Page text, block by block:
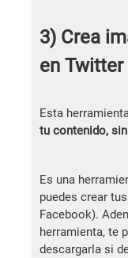
3) Crea
en
Esta
tu contenido,
Es una
puedes crear
Facebook).
herramienta, te
descargarla si